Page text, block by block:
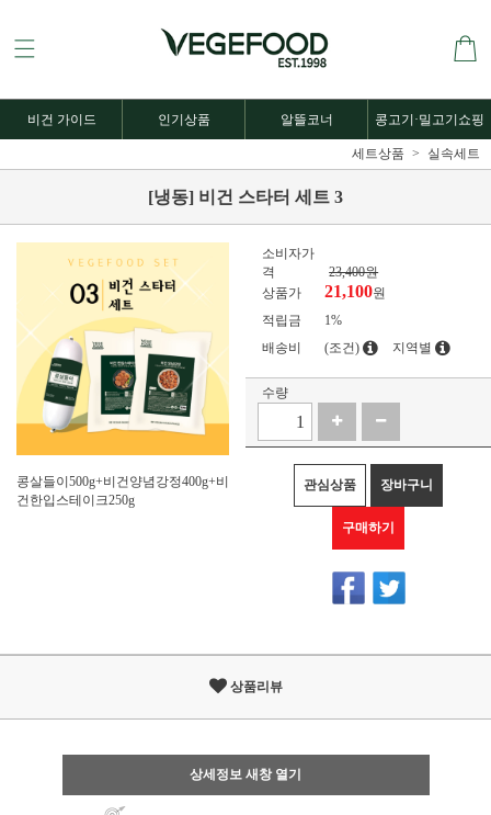
비건 가이드 인기상품 알뜰코너 콩고기·밀고기쇼핑
세트상품 실속세트
[냉동] 비건 스타터 세트 3
콩살들이500g+비건양념강정400g+비
건한입스테이크250g
소비자가
격
23,400원
상품가
21,100원
적립금
1%
배송비
(조건) 지역별
수량
관심상품 장바구니
구매하기
상품리뷰
상세정보 새창 열기